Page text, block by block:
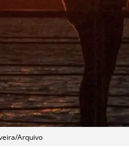
Arquivo